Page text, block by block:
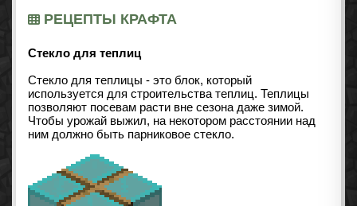
РЕЦЕПТЫ КРАФТА
Стекло для теплиц
Стекло для теплицы - это блок, который
используется для строительства теплиц. Теплицы
позволяют посевам расти вне сезона даже зимой.
Чтобы урожай выжил, на некотором расстоянии над
ним должно быть парниковое стекло.